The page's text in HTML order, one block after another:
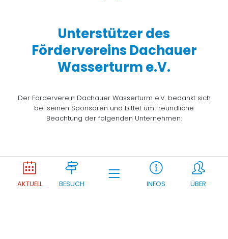
Unterstützer des
Fördervereins Dachauer
Wasserturm e.V.
Der Förderverein Dachauer Wasserturm e.V. bedankt sich
bei seinen Sponsoren und bittet um freundliche
Beachtung der folgenden Unternehmen:
Joomla Gallery makes it better. Balbooa.com
AKTUELL BESUCH INFOS ÜBER